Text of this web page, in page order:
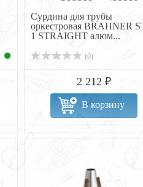
Сурдина для трубы
оркестровая BRAHNER
1 STRAIGHT алюм...
(0)
2 212 ₽
В корзину